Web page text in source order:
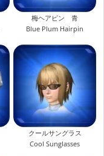
梅ヘアピン 青
Blue Plum Hairpin
クールサングラス
Cool Sunglasses